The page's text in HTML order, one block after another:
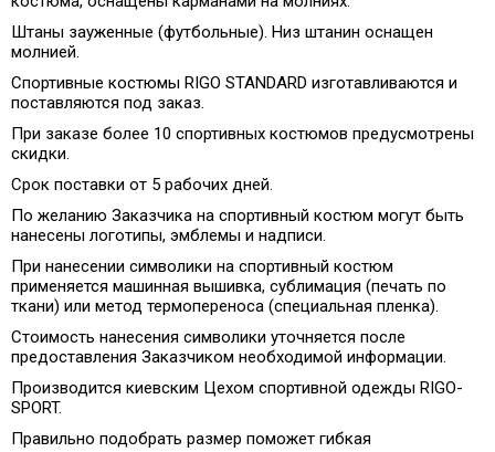
Штаны зауженные (футбольные). Низ штанин оснащен
молнией.
Спортивные костюмы RIGO STANDARD изготавливаются и
поставляются под заказ.
При заказе более 10 спортивных костюмов предусмотрены
скидки.
Срок поставки от 5 рабочих дней.
По желанию Заказчика на спортивный костюм могут быть
нанесены логотипы, эмблемы и надписи.
При нанесении символики на спортивный костюм
применяется машинная вышивка, сублимация (печать по
ткани) или метод термопереноса (специальная пленка).
Стоимость нанесения символики уточняется после
предоставления Заказчиком необходимой информации.
Производится киевским Цехом спортивной одежды RIGO-
SPORT.
Правильно подобрать размер поможет гибкая